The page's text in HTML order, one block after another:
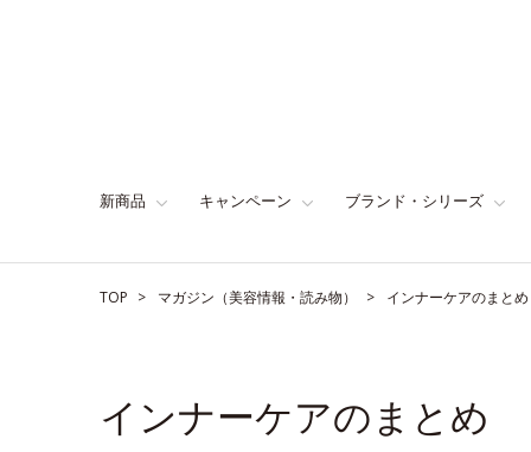
新商品 キャンペーン ブランド・シリーズ
TOP マガジン（美容情報・読み物） インナーケアのまとめ
インナーケアのまとめ